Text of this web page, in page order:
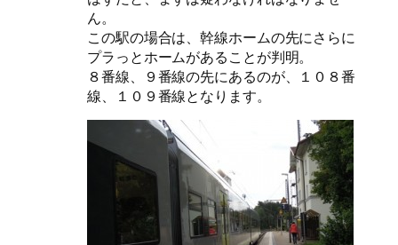
ん。
この駅の場合は、幹線ホームの先にさらに
プラっとホームがあることが判明。
８番線、９番線の先にあるのが、１０８番
線、１０９番線となります。